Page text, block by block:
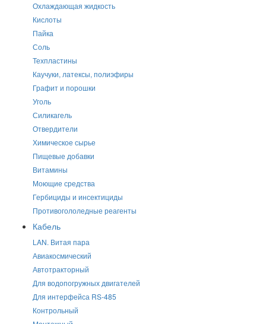
Охлаждающая жидкость
Кислоты
Пайка
Соль
Техпластины
Каучуки, латексы, полиэфиры
Графит и порошки
Уголь
Силикагель
Отвердители
Химическое сырье
Пищевые добавки
Витамины
Моющие средства
Гербициды и инсектициды
Противогололедные реагенты
Кабель
LAN. Витая пара
Авиакосмический
Автотракторный
Для водопогружных двигателей
Для интерфейса RS-485
Контрольный